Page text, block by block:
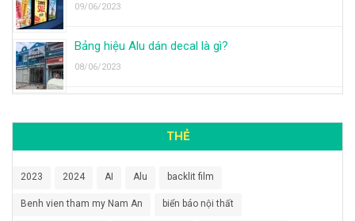
09/06/2023
Bảng hiệu Alu dán decal là gì?
08/06/2023
THẺ
2023 2024 AI Alu backlit film
Benh vien tham my Nam An biển báo nội thất